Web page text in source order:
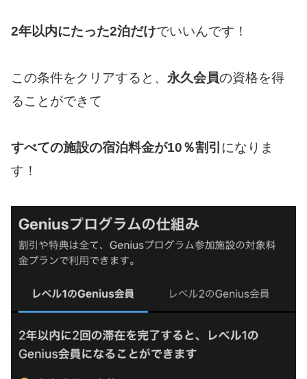
2年以内にたった2泊だけでいいんです！
この条件をクリアすると、 永久会員の資格を得
ることができて
すべての施設の宿泊料金が10％割引 になりま
す！